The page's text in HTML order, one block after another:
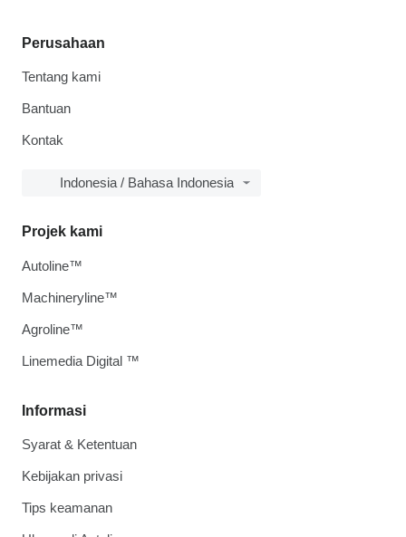
Perusahaan
Tentang kami
Bantuan
Kontak
Indonesia / Bahasa Indonesia
Informasi
Syarat & Ketentuan
Kebijakan privasi
Tips keamanan
Projek kami
Autoline™
Machineryline™
Agroline™
Linemedia Digital ™